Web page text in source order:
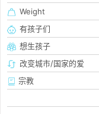
Weight
有孩子们
想生孩子
改变城市/国家的爱
宗教